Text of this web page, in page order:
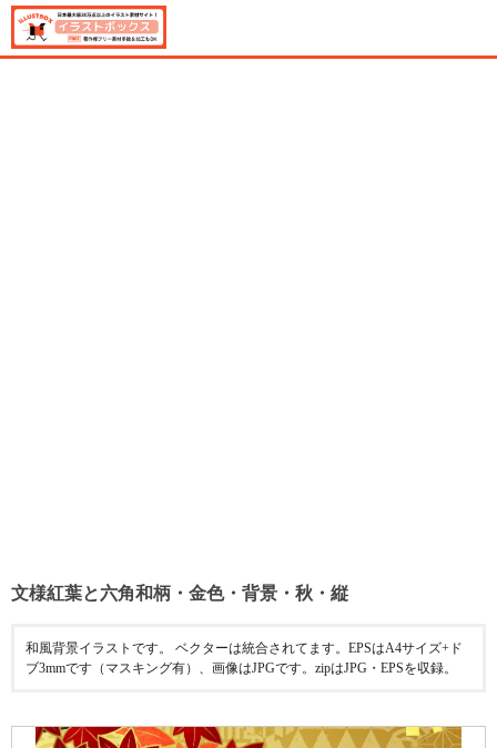
文様紅葉と六角和柄・金色・背景・秋・縦
和風背景イラストです。 ベクターは統合されてます。EPSはA4サイズ+ド
ブ3mmです（マスキング有）、画像はJPGです。zipはJPG・EPSを収録。